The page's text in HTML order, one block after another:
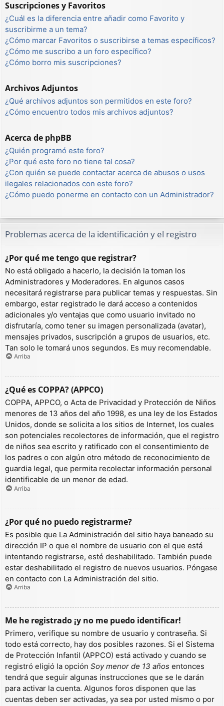
Suscripciones y Favoritos
¿Cuál es la diferencia entre añadir como Favorito y
suscribirme a un tema?
¿Cómo marcar Favoritos o suscribirse a temas específicos?
¿Cómo me suscribo a un foro específico?
¿Cómo borro mis suscripciones?
Archivos Adjuntos
¿Qué archivos adjuntos son permitidos en este foro?
¿Cómo encuentro todos mis archivos adjuntos?
Acerca de phpBB
¿Quién programó este foro?
¿Por qué este foro no tiene tal cosa?
¿Con quién se puede contactar acerca de abusos o usos
ilegales relacionados con este foro?
¿Cómo puedo ponerme en contacto con un Administrador?
Problemas acerca de la identificación y el registro
¿Por qué me tengo que registrar?
No está obligado a hacerlo, la decisión la toman los
Administradores y Moderadores. En algunos casos
necesitará registrarse para publicar temas y respuestas. Sin
embargo, estar registrado le dará acceso a contenidos
adicionales y/o ventajas que como usuario invitado no
disfrutaría, como tener su imagen personalizada (avatar),
mensajes privados, suscripción a grupos de usuarios, etc.
Tan solo le tomará unos segundos. Es muy recomendable.
Arriba
¿Qué es COPPA? (APPCO)
COPPA, APPCO, o Acta de Privacidad y Protección de Niños
menores de 13 años del año 1998, es una ley de los Estados
Unidos, donde se solicita a los sitios de Internet, los cuales
son potenciales recolectores de información, que el registro
de niños sea escrito y ratificado con el consentimiento de
los padres o con algún otro método de reconocimiento de
guardia legal, que permita recolectar información personal
identificable de un menor de edad.
Arriba
¿Por qué no puedo registrarme?
Es posible que La Administración del sitio haya baneado su
dirección IP o que el nombre de usuario con el que está
intentando registrarse, esté deshabilitado. También puede
estar deshabilitado el registro de nuevos usuarios. Póngase
en contacto con La Administración del sitio.
Arriba
Me he registrado ¡y no me puedo identificar!
Primero, verifique su nombre de usuario y contraseña. Si
todo está correcto, hay dos posibles razones. Si el Sistema
de Protección Infantil (APPCO) está activado y cuando se
registró eligió la opción Soy menor de 13 años entonces
tendrá que seguir algunas instrucciones que se le darán
para activar la cuenta. Algunos foros disponen que las
cuentas deben ser activadas, ya sea por usted mismo o por